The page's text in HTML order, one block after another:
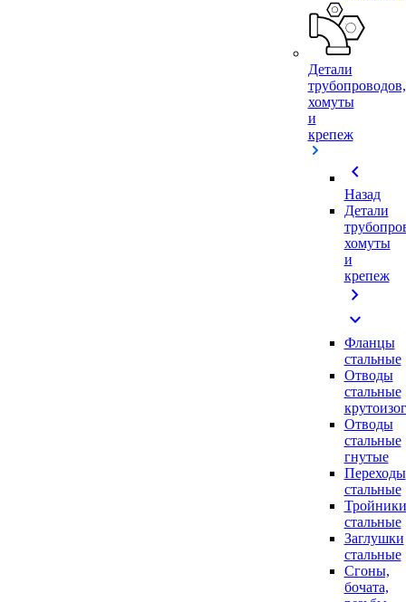
Детали
трубопроводов,
хомуты
и
крепеж
chevron_left
Назад
Детали
хомуты
и
крепеж
chevron_right
expand_more
Фланцы
стальные
Отводы
стальные
Отводы
стальные
гнутые
Переходы
стальные
Тройники
стальные
Заглушки
стальные
Сгоны,
бочата,